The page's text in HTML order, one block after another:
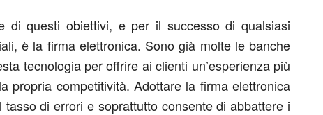
di questi obiettivi, e per il successo di qualsiasi
è la firma elettronica. Sono già molte le banche
tecnologia per offrire ai clienti un’esperienza più
propria competitività. Adottare la firma elettronica
di errori e soprattutto consente di abbattere i